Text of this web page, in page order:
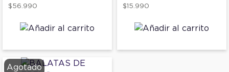
$56.990 $15.990
Agotado